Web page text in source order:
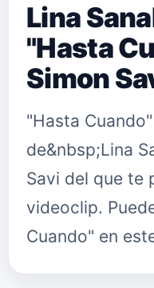
Lina
"Hasta
Simon
"Hasta
de&nbsp;Lina
Savi del que te
videoclip.
Cuando" en